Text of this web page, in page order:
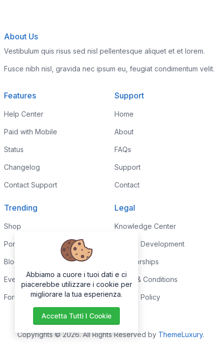
About Us
Vestibulum quis risus sed nisl pellentesque aliquet et et lorem.
Fusce nibh nisl, gravida nec ipsum eu, feugiat condimentum velit.
Features
Help Center
Paid with Mobile
Status
Changelog
Contact Support
Support
Home
About
FAQs
Support
Contact
Trending
Shop
Portfolio
Blog
Events
Forums
Legal
Knowledge Center
Custom Development
Sponsorships
Terms & Conditions
Privacy Policy
Copyrights © 2026. All Rights Reserved by ThemeLuxury.
Abbiamo a cuore i tuoi dati e ci
piacerebbe utilizzare i cookie per
migliorare la tua esperienza.
Accetta Tutti I Cookie